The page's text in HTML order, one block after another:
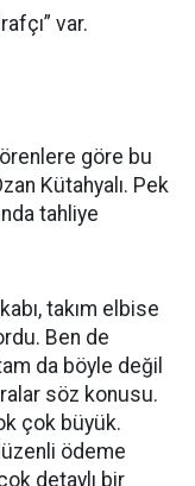
var.
göre bu
Kütahyalı. Pek
tahliye
takım elbise
Ben de
da böyle değil
söz konusu.
çok büyük.
ödeme
detaylı bir